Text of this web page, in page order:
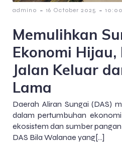
admin0 - 16 October 2025 -
Memulihkan
Ekonomi Hijau,
Jalan Keluar
Lama
Daerah Aliran Sungai (DAS)
dalam pertumbuhan
ekosistem dan sumber
DAS Bila Walanae yang[…]